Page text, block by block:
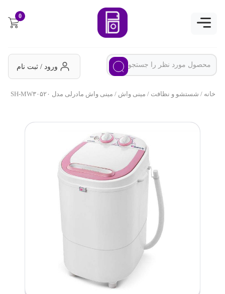
0
ورود / ثبت نام
خانه/ شستشو و نظافت/ مینی واش/ مینی واش مادرلی مدل SH-MW۳۰۵۲۰